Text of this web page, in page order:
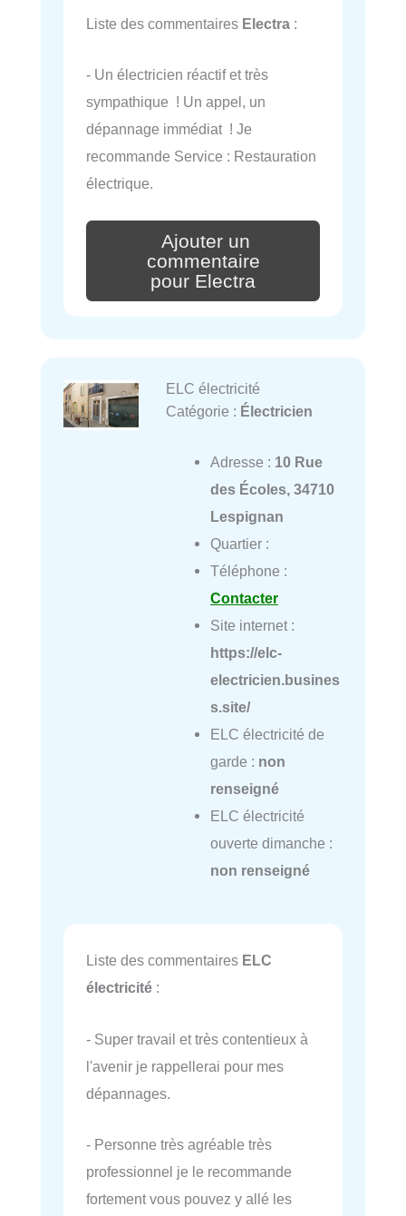
Liste des commentaires Electra :
- Un électricien réactif et très
sympathique ! Un appel, un
dépannage immédiat ! Je
recommande Service : Restauration
électrique.
Ajouter un
commentaire
pour Electra
ELC électricité
Catégorie : Électricien
Adresse : 10 Rue
des Écoles, 34710
Lespignan
Quartier :
Téléphone :
Contacter
Site internet :
https://elc-
electricien.busines
s.site/
ELC électricité de
garde : non
renseigné
ELC électricité
ouverte dimanche :
non renseigné
Liste des commentaires ELC
électricité :
- Super travail et très contentieux à
l'avenir je rappellerai pour mes
dépannages.
- Personne très agréable très
professionnel je le recommande
fortement vous pouvez y allé les